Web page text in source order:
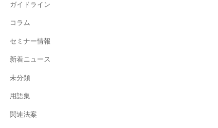
ガイドライン
コラム
セミナー情報
新着ニュース
未分類
用語集
関連法案